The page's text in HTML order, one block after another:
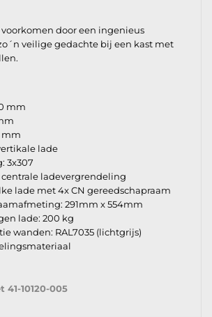
door een ingenieus
veilige gedachte bij een kast met
mm
mm
lade
3x307
centrale ladevergrendeling
lade met 4x CN gereedschapraam
291mm x 554mm
lade: 200 kg
wanden: RAL7035 (lichtgrijs)
41-10120-005